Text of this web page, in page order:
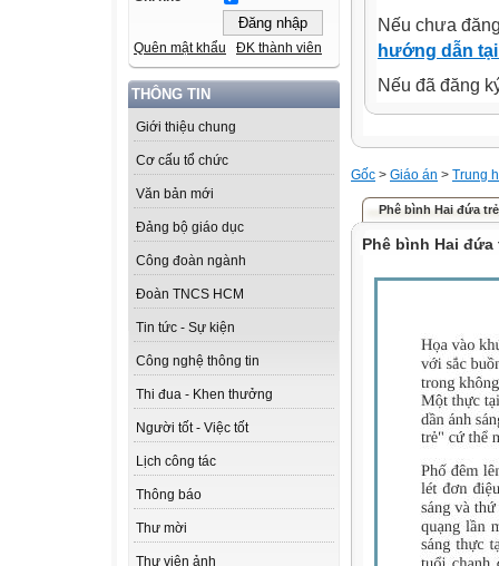
Quên mật khẩu ĐK thành viên
THÔNG TIN
Giới thiệu chung
Cơ cấu tổ chức
Văn bản mới
Đảng bộ giáo dục
Công đoàn ngành
Đoàn TNCS HCM
Tin tức - Sự kiện
Công nghệ thông tin
Thi đua - Khen thưởng
Người tốt - Việc tốt
Lịch công tác
Thông báo
Thư mời
Thư viện ảnh
Nếu chưa
hướng dẫn
Nếu đã đăng
Gốc > Giáo án > Trung
Phê bình Hai đứa
Phê bình Hai đứa